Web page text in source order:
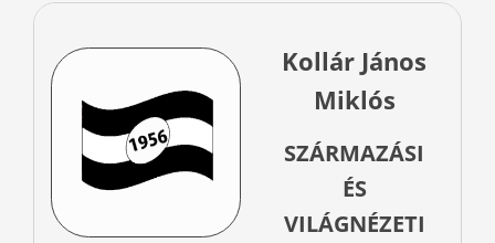
Kollár János
Miklós
SZÁRMAZÁSI
ÉS
VILÁGNÉZETI